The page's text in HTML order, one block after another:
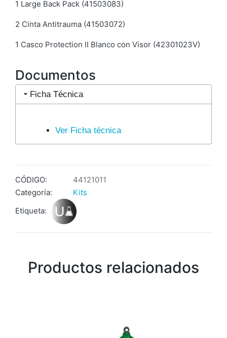
1 Large Back Pack (41503083)
2 Cinta Antitrauma (41503072)
1 Casco Protection II Blanco con Visor (42301023V)
Documentos
Ficha Técnica
Ver Ficha técnica
CÓDIGO:
44121011
Categoría:
Kits
Etiqueta:
Productos relacionados